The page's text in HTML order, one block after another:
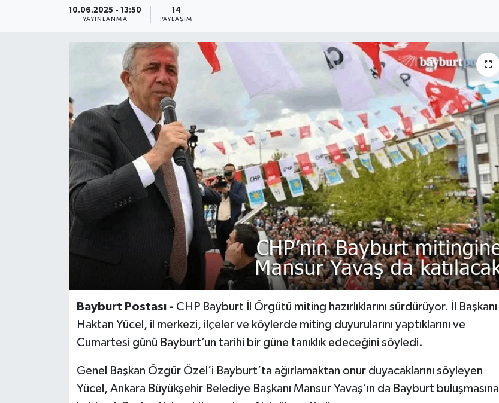
10.06.2025 - 13:50
YAYINLANMA
14
PAYLAŞIM
Bayburt Postası - CHP Bayburt İl Örgütü miting hazırlıklarını sürdürüyor. İl Başkanı
Haktan Yücel, il merkezi, ilçeler ve köylerde miting duyurularını yaptıklarını ve
Cumartesi günü Bayburt’un tarihi bir güne tanıklık edeceğini söyledi.
Genel Başkan Özgür Özel’i Bayburt’ta ağırlamaktan onur duyacaklarını söyleyen
Yücel, Ankara Büyükşehir Belediye Başkanı Mansur Yavaş’ın da Bayburt buluşmasına